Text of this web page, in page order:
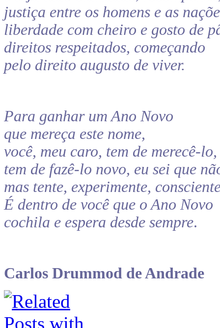
justiça entre os homens e as
liberdade com cheiro e gosto de
direitos respeitados, começando
pelo direito augusto de viver.
Para ganhar um Ano Novo
que mereça este nome,
você, meu caro, tem de merecê-lo,
tem de fazê-lo novo, eu sei que
mas tente, experimente,
É dentro de você que o Ano Novo
cochila e espera desde sempre.
Carlos Drummod de Andrade